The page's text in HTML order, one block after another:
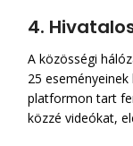
4.
A közösségi
25
platformon tart
közzé videókat,